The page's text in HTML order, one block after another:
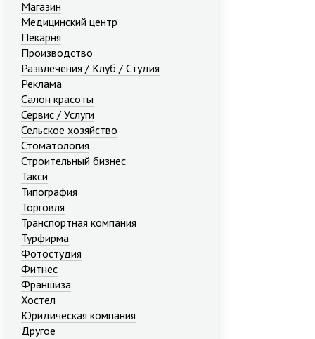
Магазин
Медицинский центр
Пекарня
Производство
Развлечения / Клуб / Студия
Реклама
Салон красоты
Сервис / Услуги
Сельское хозяйство
Стоматология
Строительный бизнес
Такси
Типография
Торговля
Транспортная компания
Турфирма
Фотостудия
Фитнес
Франшиза
Хостел
Юридическая компания
Другое